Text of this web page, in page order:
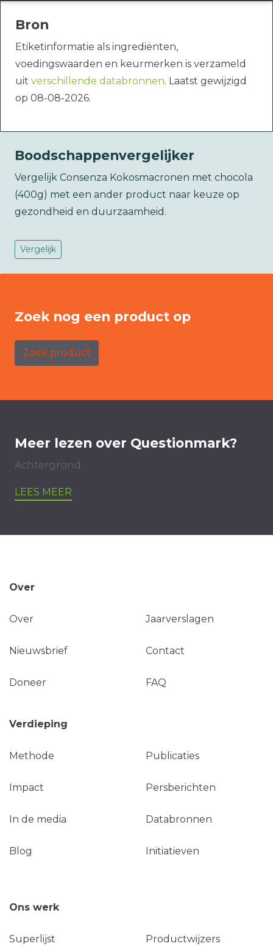
Bron
Etiketinformatie als ingrediënten,
voedingswaarden en keurmerken is verzameld
uit verschillende databronnen. Laatst gewijzigd
op 08-08-2026.
Boodschappenvergelijker
Vergelijk Consenza Kokosmacronen met chocola
(400g) met een ander product naar keuze op
gezondheid en duurzaamheid.
Vergelijk
Zoek nog een product op
Zoek product
Meer lezen over Questionmark?
Achtergrond
LEES MEER
Over
Over Jaarverslagen
Nieuwsbrief Contact
Doneer FAQ
Verdieping
Methode Publicaties
Impact Persberichten
In de media Databronnen
Blog Initiatieven
Ons werk
Superlijst Productwijzers